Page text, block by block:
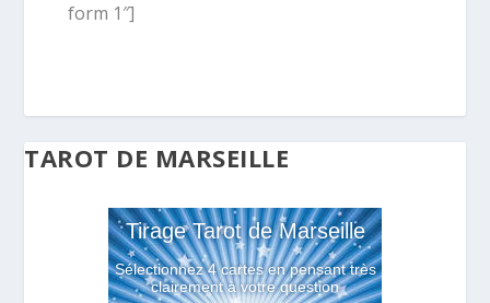
form 1″]
TAROT DE MARSEILLE